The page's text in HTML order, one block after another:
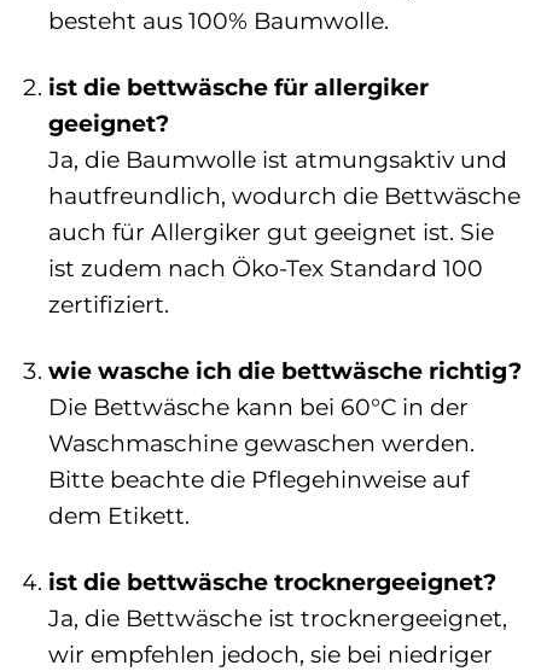
besteht aus 100% Baumwolle.
ist die bettwäsche für allergiker
geeignet?
Ja, die Baumwolle ist atmungsaktiv und
hautfreundlich, wodurch die Bettwäsche
auch für Allergiker gut geeignet ist. Sie
ist zudem nach Öko-Tex Standard 100
zertifiziert.
wie wasche ich die bettwäsche richtig?
Die Bettwäsche kann bei 60°C in der
Waschmaschine gewaschen werden.
Bitte beachte die Pflegehinweise auf
dem Etikett.
ist die bettwäsche trocknergeeignet?
Ja, die Bettwäsche ist trocknergeeignet,
wir empfehlen jedoch, sie bei niedriger